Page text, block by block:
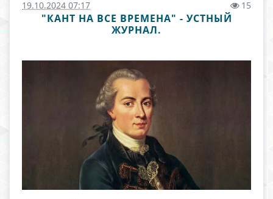
19.10.2024 07:17 15
"КАНТ НА ВСЕ ВРЕМЕНА" - УСТНЫЙ
ЖУРНАЛ.